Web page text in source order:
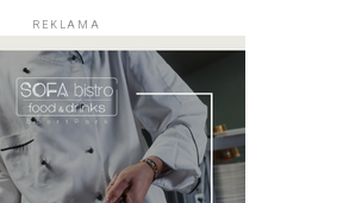
REKLAMA